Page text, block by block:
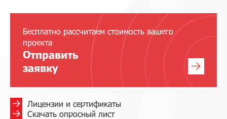
Бесплатно рассчитаем стоимость вашего
проекта
Отправить
заявку
Лицензии и сертификаты
Скачать опросный лист